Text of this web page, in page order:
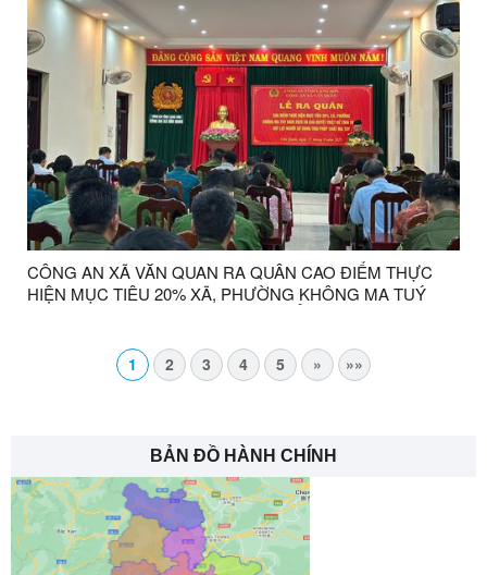
CÔNG AN XÃ VĂN QUAN RA QUÂN CAO ĐIỂM THỰC
HIỆN MỤC TIÊU 20% XÃ, PHƯỜNG KHÔNG MA TUÝ
1 2 3 4 5 » »»
BẢN ĐỒ HÀNH CHÍNH